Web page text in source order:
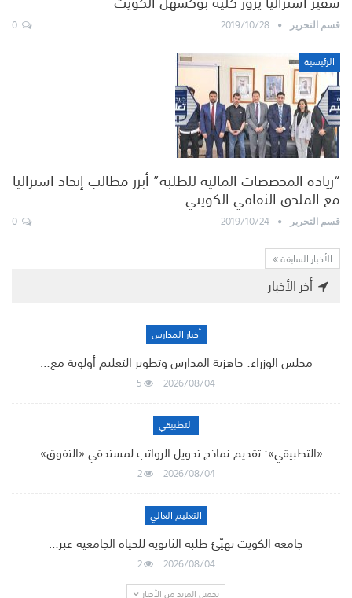
قسم التحرير 2019/10/28
الرئيسية
“زيادة المخصصات المالية للطلبة” أبرز مطالب إتحاد استراليا
مع الملحق الثقافي الكويتي
قسم التحرير 2019/10/24
الأخبار السابقة
أخر الأخبار
أخبار المدارس
مجلس الوزراء: جاهزية المدارس وتطوير التعليم أولوية مع…
2026/08/04
5
التطبيقي
«التطبيقي»: تقديم نماذج تحويل الرواتب لمستحقي «التفوق»…
2026/08/04
2
التعليم العالي
جامعة الكويت تهيّئ طلبة الثانوية للحياة الجامعية عبر…
2026/08/04
2